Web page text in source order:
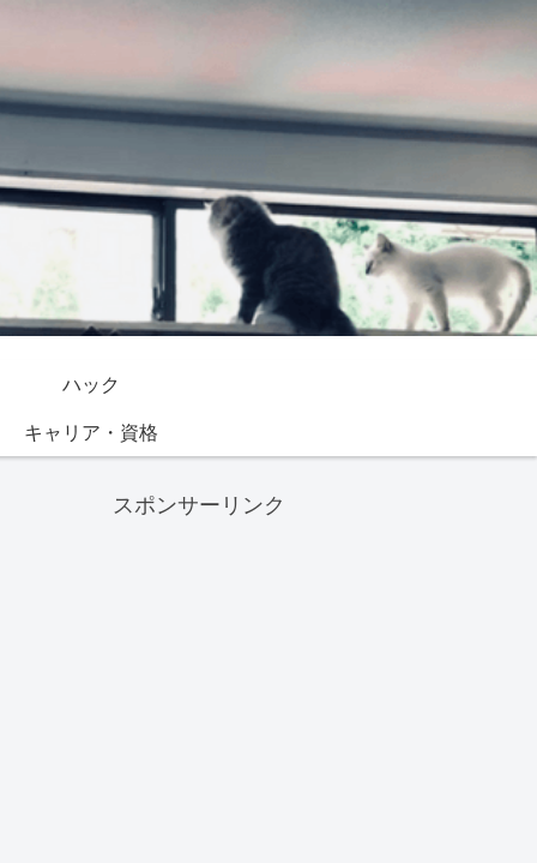
ハック
キャリア・資格
スポンサーリンク